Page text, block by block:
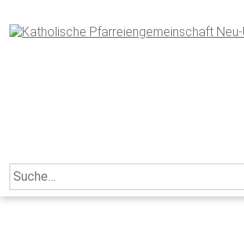
to
content
Search
for: